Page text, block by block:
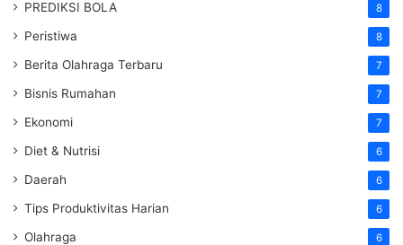
PREDIKSI BOLA 8
Peristiwa 8
Berita Olahraga Terbaru 7
Bisnis Rumahan 7
Ekonomi 7
Diet & Nutrisi 6
Daerah 6
Tips Produktivitas Harian 6
Olahraga 6